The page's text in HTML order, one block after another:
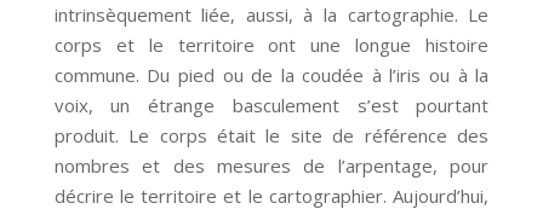
intrinsèquement liée, aussi, à la cartographie. Le
corps et le territoire ont une longue histoire
commune. Du pied ou de la coudée à l’iris ou à la
voix, un étrange basculement s’est pourtant
produit. Le corps était le site de référence des
nombres et des mesures de l’arpentage, pour
décrire le territoire et le cartographier. Aujourd’hui,